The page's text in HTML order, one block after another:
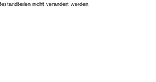
nicht verändert werden.